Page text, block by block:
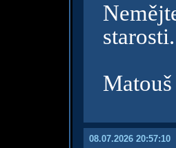
08.07.2026 20:57:10